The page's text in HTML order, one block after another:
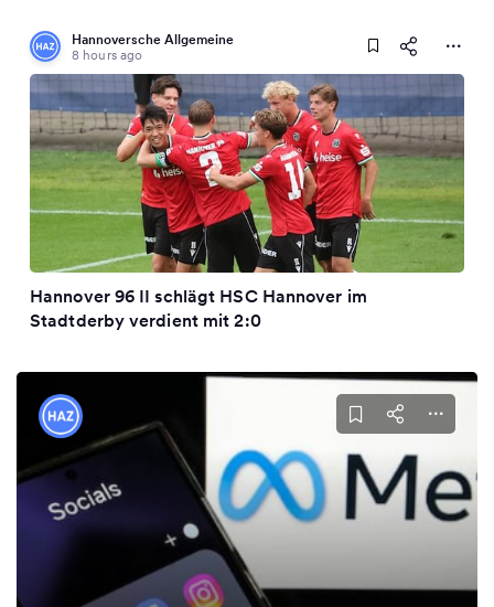
Hannoversche Allgemeine
8 hours ago
Hannover 96 II schlägt HSC Hannover im
Stadtderby verdient mit 2:0